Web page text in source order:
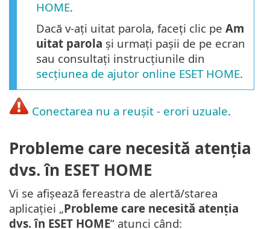
HOME.
Dacă v-ați uitat parola, faceți clic pe Am
uitat parola și urmați pașii de pe ecran
sau consultați instrucțiunile din
secțiunea de ajutor online ESET HOME.
Conectarea nu a reușit - erori uzuale.
Probleme care necesită atenția
dvs. în ESET HOME
Vi se afișează fereastra de alertă/starea
aplicației „Probleme care necesită atenția
dvs. în ESET HOME” atunci când: